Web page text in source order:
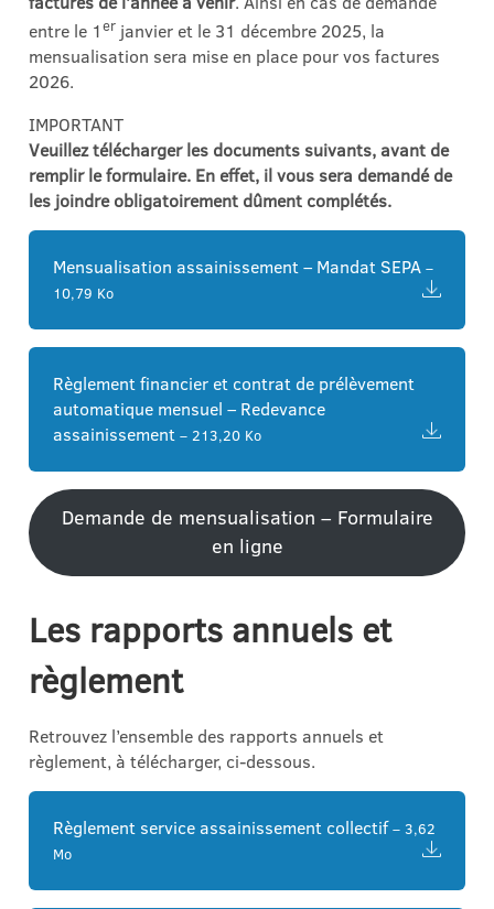
entre le 1er janvier et le 31 décembre 2025, la
mensualisation sera mise en place pour vos factures
2026.
IMPORTANT
Veuillez télécharger les documents suivants, avant de
remplir le formulaire. En effet, il vous sera demandé de
les joindre obligatoirement dûment complétés.
Mensualisation assainissement – Mandat SEPA –
10,79 Ko
Règlement financier et contrat de prélèvement
automatique mensuel – Redevance
assainissement – 213,20 Ko
Demande de mensualisation – Formulaire
en ligne
Les rapports annuels et
règlement
Retrouvez l’ensemble des rapports annuels et
règlement, à télécharger, ci-dessous.
Règlement service assainissement collectif – 3,62
Mo